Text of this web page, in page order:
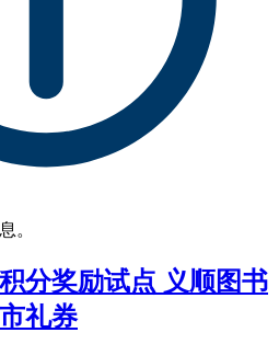
。
分奖励试点 义顺图书
礼券